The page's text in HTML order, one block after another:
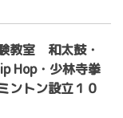
教室 和太鼓・
Hop・少林寺拳
ントン設立１０